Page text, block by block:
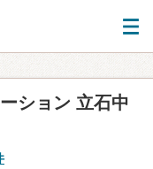
ション 立石中